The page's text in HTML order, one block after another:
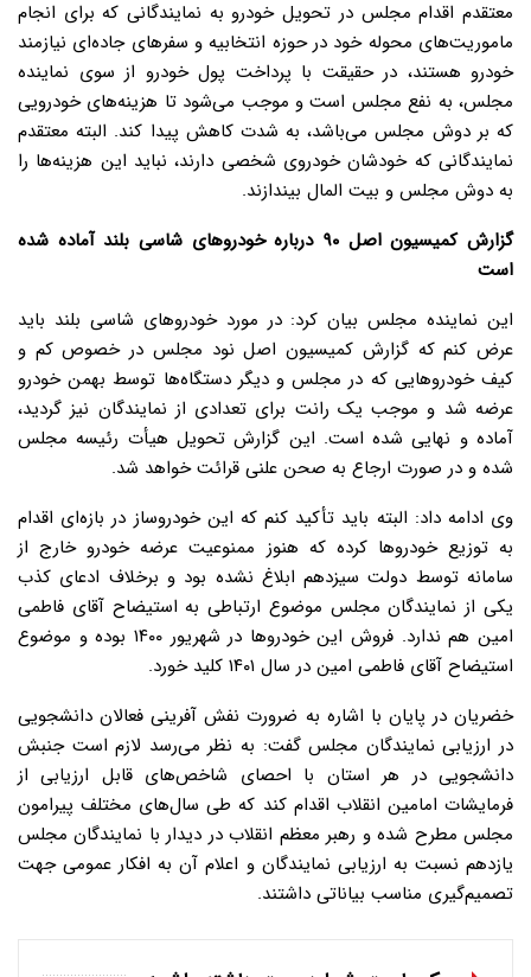
معتقدم اقدام مجلس در تحویل خودرو به نمایندگانی که برای انجام
ماموریت‌های محوله خود در حوزه انتخابیه و سفرهای جاده‌ای نیازمند
خودرو هستند، در حقیقت با پرداخت پول خودرو از سوی نماینده
مجلس، به نفع مجلس است و موجب می‌شود تا هزینه‌های خودرویی
که بر دوش مجلس می‌باشد، به شدت کاهش پیدا کند. البته معتقدم
نمایندگانی که خودشان خودروی شخصی دارند، نباید این هزینه‌ها را
به دوش مجلس و بیت المال بیندازند.
گزارش کمیسیون اصل ۹۰ درباره خودروهای شاسی بلند آماده شده
است
این نماینده مجلس بیان کرد: در مورد خودروهای شاسی بلند باید
عرض کنم که گزارش کمیسیون اصل نود مجلس در خصوص کم و
کیف خودروهایی که در مجلس و دیگر دستگاه‌ها توسط بهمن خودرو
عرضه شد و موجب یک رانت برای تعدادی از نمایندگان نیز گردید،
آماده و نهایی شده است. این گزارش تحویل هیأت رئیسه مجلس
شده و در صورت ارجاع به صحن علنی قرائت خواهد شد.
وی ادامه داد: البته باید تأکید کنم که این خودروساز در بازه‌ای اقدام
به توزیع خودروها کرده که هنوز ممنوعیت عرضه خودرو خارج از
سامانه توسط دولت سیزدهم ابلاغ نشده بود و برخلاف ادعای کذب
یکی از نمایندگان مجلس موضوع ارتباطی به استیضاح آقای فاطمی
امین هم ندارد. فروش این خودروها در شهریور ۱۴۰۰ بوده و موضوع
استیضاح آقای فاطمی امین در سال ۱۴۰۱ کلید خورد.
خضریان در پایان با اشاره به ضرورت نفش آفرینی فعالان دانشجویی
در ارزیابی نمایندگان مجلس گفت: به نظر می‌رسد لازم است جنبش
دانشجویی در هر استان با احصای شاخص‌های قابل ارزیابی از
فرمایشات امامین انقلاب اقدام کند که طی سال‌های مختلف پیرامون
مجلس مطرح شده و رهبر معظم انقلاب در دیدار با نمایندگان مجلس
یازدهم نسبت به ارزیابی نمایندگان و اعلام آن به افکار عمومی جهت
تصمیم‌گیری مناسب بیاناتی داشتند.